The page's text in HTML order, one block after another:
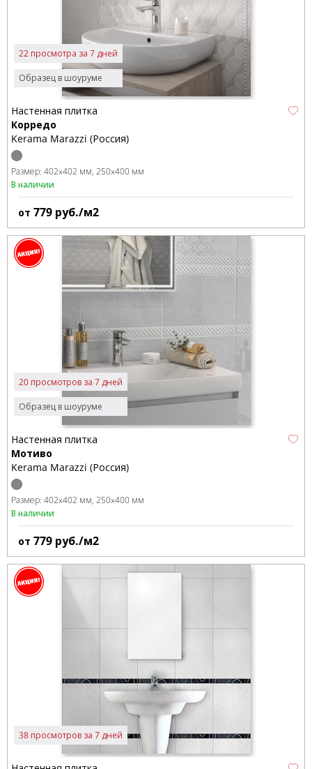
Образец в шоуруме
22 просмотра за 7 дней
Настенная плитка
Корредо
Kerama Marazzi (Россия)
Размер: 402x402 мм 250x400 мм
В наличии
от 779 руб./м2
Образец в шоуруме
20 просмотров за 7 дней
Настенная плитка
Мотиво
Kerama Marazzi (Россия)
Размер: 402x402 мм 250x400 мм
В наличии
от 779 руб./м2
38 просмотров за 7 дней